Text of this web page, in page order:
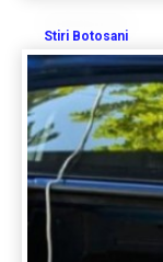
Stiri Botosani